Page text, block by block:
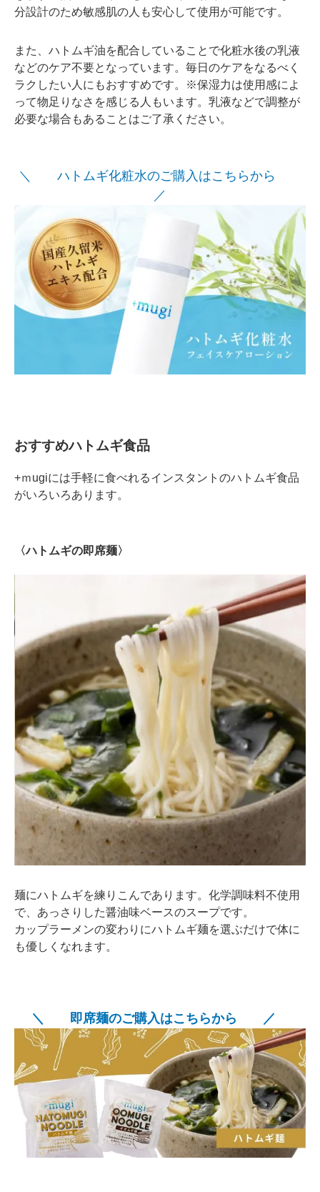
分設計のため敏感肌の人も安心して使用が可能です。
また、ハトムギ油を配合していることで化粧水後の乳液
などのケア不要となっています。毎日のケアをなるべく
ラクしたい人にもおすすめです。※保湿力は使用感によ
って物足りなさを感じる人もいます。乳液などで調整が
必要な場合もあることはご了承ください。
＼ ハトムギ化粧水のご購入はこちらから
／
おすすめハトムギ食品
+ｍugiには手軽に食べれるインスタントのハトムギ食品
がいろいろあります。
〈ハトムギの即席麺〉
麺にハトムギを練りこんであります。化学調味料不使用
で、あっさりした醤油味ベースのスープです。
カップラーメンの変わりにハトムギ麺を選ぶだけで体に
も優しくなれます。
＼ 即席麺のご購入はこちらから ／